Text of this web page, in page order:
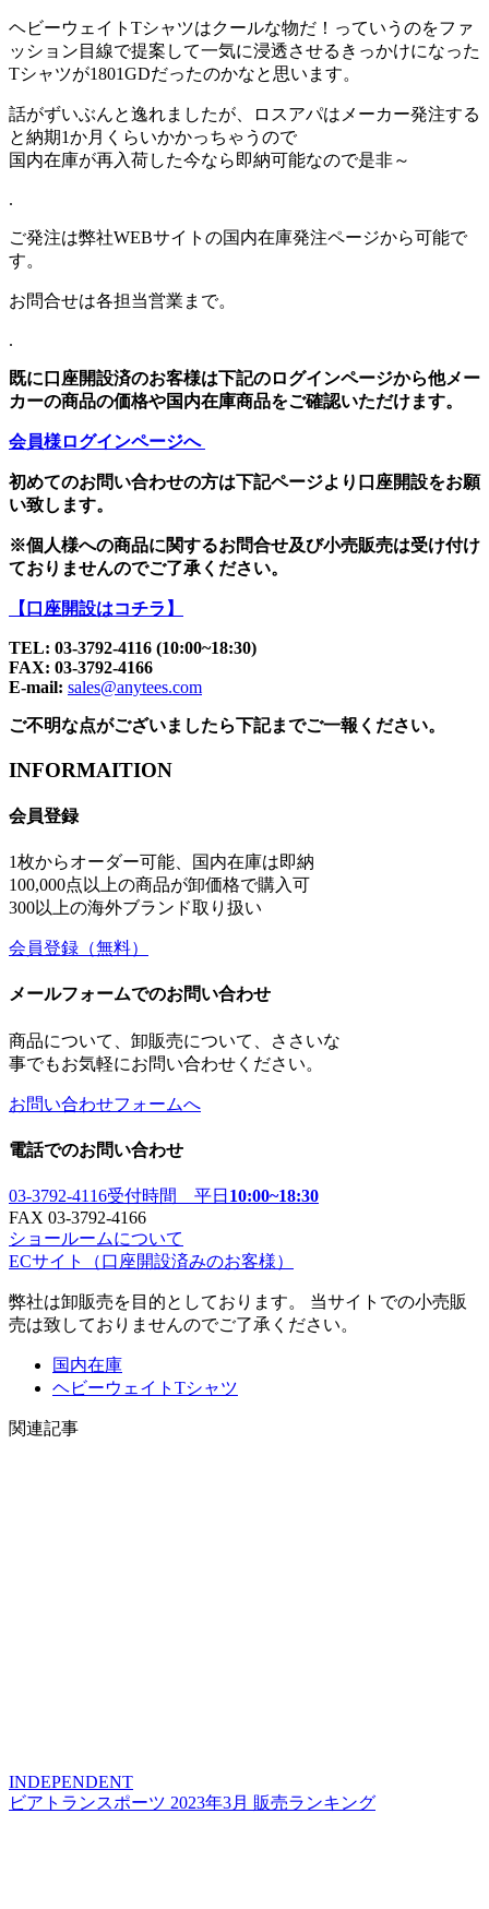
ヘビーウェイトTシャツはクールな物だ！っていうのをファ
ッション目線で提案して一気に浸透させるきっかけになった
Tシャツが1801GDだったのかなと思います。
話がずいぶんと逸れましたが、ロスアパはメーカー発注する
と納期1か月くらいかかっちゃうので
国内在庫が再入荷した今なら即納可能なので是非～
.
ご発注は弊社WEBサイトの国内在庫発注ページから可能で
す。
お問合せは各担当営業まで。
.
既に口座開設済のお客様は下記のログインページから他メー
カーの商品の価格や国内在庫商品をご確認いただけます。
会員様ログインページへ
初めてのお問い合わせの方は下記ページより口座開設をお願
い致します。
※個人様への商品に関するお問合せ及び小売販売は受け付け
ておりませんのでご了承ください。
【口座開設はコチラ】
TEL: 03-3792-4116 (10:00~18:30)
FAX: 03-3792-4166
E-mail: sales@anytees.com
ご不明な点がございましたら下記までご一報ください。
INFORMAITION
会員登録
1枚からオーダー可能、国内在庫は即納
100,000点以上の商品が卸価格で購入可
300以上の海外ブランド取り扱い
会員登録 （無料）
メールフォームでのお問い合わせ
商品について、卸販売について、ささいな
事でもお気軽にお問い合わせください。
お問い合わせフォームへ
電話でのお問い合わせ
03-3792-4116受付時間 平日 10:00~18:30
FAX 03-3792-4166
ショールームについて
ECサイト
（口座開設済みのお客様）
弊社は卸販売を目的としております。 当サイトでの小売販
売は致しておりませんのでご了承ください。
国内在庫
ヘビーウェイトTシャツ
関連記事
INDEPENDENT
ビアトランスポーツ 2023年3月 販売ランキング